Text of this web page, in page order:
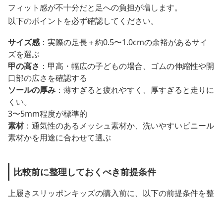
フィット感が不十分だと足への負担が増します。
以下のポイントを必ず確認してください。
サイズ感：実際の足長＋約0.5〜1.0cmの余裕があるサイ
ズを選ぶ
甲の高さ ：甲高・幅広の子どもの場合、ゴムの伸縮性や開
口部の広さを確認する
ソールの厚み ：薄すぎると疲れやすく、厚すぎると走りに
くい。
3〜5mm程度が標準的
素材：通気性のあるメッシュ素材か、洗いやすいビニール
素材かを用途に合わせて選ぶ
比較前に整理しておくべき前提条件
上履きスリッポンキッズの購入前に、以下の前提条件を整